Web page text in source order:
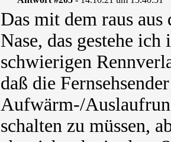
Das mit dem raus
Nase, das gestehe
schwierigen
daß die
Aufwärm-/
schalten zu müssen,